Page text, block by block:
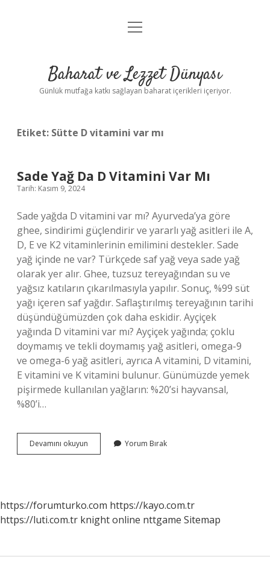
Anasayfa
Yasal Uyarı
menüyü
Baharat ve Lezzet Dünyası
Günlük mutfağa katkı sağlayan baharat içerikleri içeriyor.
Etiket: Sütte D vitamini var mı
Sade Yağ Da D Vitamini Var Mı
Tarih: Kasım 9, 2024
Sade yağda D vitamini var mı? Ayurveda’ya göre
ghee, sindirimi güçlendirir ve yararlı yağ asitleri ile A,
D, E ve K2 vitaminlerinin emilimini destekler. Sade
yağ içinde ne var? Türkçede saf yağ veya sade yağ
olarak yer alır. Ghee, tuzsuz tereyağından su ve
yağsız katıların çıkarılmasıyla yapılır. Sonuç, %99 süt
yağı içeren saf yağdır. Saflaştırılmış tereyağının tarihi
düşündüğümüzden çok daha eskidir. Ayçiçek
yağında D vitamini var mı? Ayçiçek yağında; çoklu
doymamış ve tekli doymamış yağ asitleri, omega-9
ve omega-6 yağ asitleri, ayrıca A vitamini, D vitamini,
E vitamini ve K vitamini bulunur. Günümüzde yemek
pişirmede kullanılan yağların: %20’si hayvansal,
%80’i…
Devamını okuyun
Yağ
Mı
Yorum Bırak
https://forumturko.com https://kayo.com.tr
https://luti.com.tr knight online nttgame Sitemap